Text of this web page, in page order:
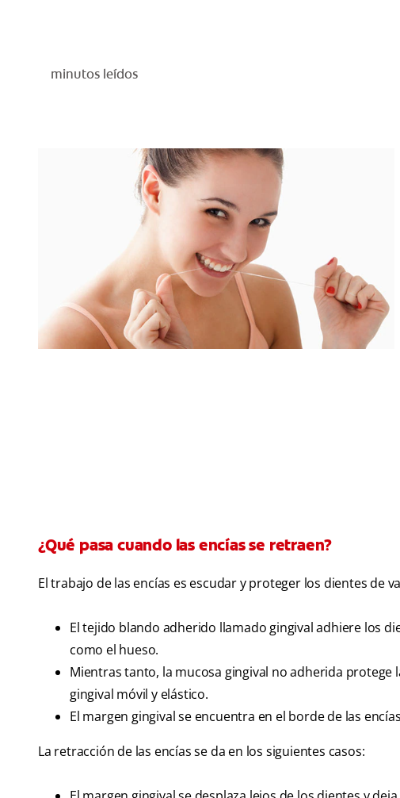
minutos leídos
¿Qué pasa cuando las encías se retraen?
El trabajo de las encías es escudar y proteger los dientes de
El tejido blando adherido llamado gingival adhiere los
como el hueso.
Mientras tanto, la mucosa gingival no adherida protege
gingival móvil y elástico.
El margen gingival se encuentra en el borde de las
La retracción de las encías se da en los siguientes casos: